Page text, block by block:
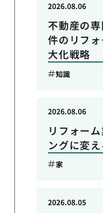
不動産の
件のリフ
大化戦略
2026.08.06
知識
リフォー
ングに変
2026.08.06
家
2026.08.05